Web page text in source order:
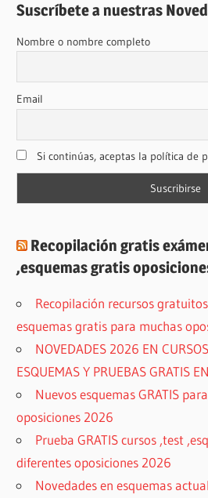
Suscríbete a nuestras
Nombre o nombre completo
Email
Si continúas, aceptas la política de
Recopilación gratis
,esquemas gratis
Recopilación recursos
esquemas gratis para muchas
NOVEDADES 2026 EN
ESQUEMAS Y PRUEBAS GRATIS
Nuevos esquemas GRATIS
oposiciones 2026
Prueba GRATIS cursos ,test
diferentes oposiciones 2026
Novedades en esquemas